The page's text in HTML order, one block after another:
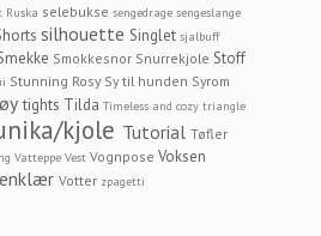
Ruska selebukse sengedrage sengeslange
silhouette Singlet sjalbuff
Smokkesnor Snurrekjole Stoff
Stunning Rosy Sy til hunden Syrom
tights Tilda Timeless and cozy triangle
kjole Tutorial Tøfler
Vatteppe Vest Vognpose Voksen
Votter zpagetti